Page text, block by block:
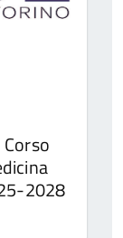
2028